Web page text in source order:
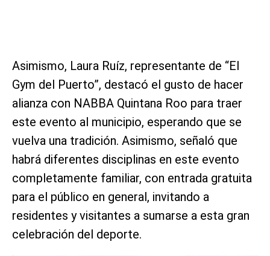
Asimismo, Laura Ruíz, representante de “El
Gym del Puerto”, destacó el gusto de hacer
alianza con NABBA Quintana Roo para traer
este evento al municipio, esperando que se
vuelva una tradición. Asimismo, señaló que
habrá diferentes disciplinas en este evento
completamente familiar, con entrada gratuita
para el público en general, invitando a
residentes y visitantes a sumarse a esta gran
celebración del deporte.